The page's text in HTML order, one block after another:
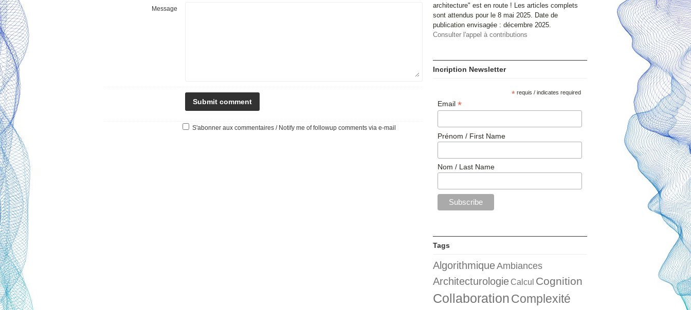
Message
S'abonner aux commentaires / Notify me of followup comments via e-mail
architecture" est en route ! Les articles complets
sont attendus pour le 8 mai 2025. Date de
publication envisagée : décembre 2025.
Consulter l'appel à contributions
Incription Newsletter
* requis / indicates required
Email *
Prénom / First Name
Nom / Last Name
Tags
AlgorithmiqueAmbiances
Architecturologie Calcul Cognition
CollaborationComplexité